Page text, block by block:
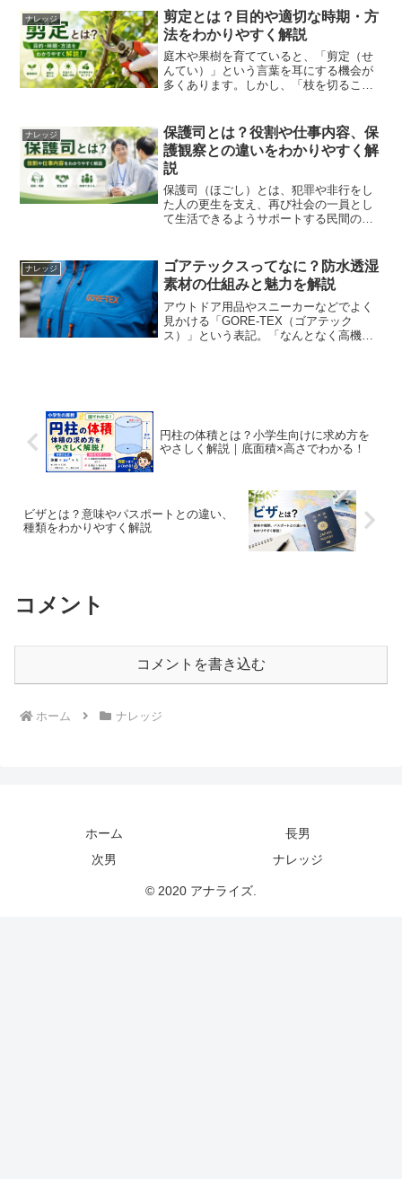
台形・円を中心とした「図形の面積の出
し方」を、できるだけやさ...
ナレッジ
剪定とは？目的や適切な時期・方
法をわかりやすく解説
庭木や果樹を育てていると、「剪定（せ
んてい）」という言葉を耳にする機会が
多くあります。しかし、「枝を切ること
ありません。剪定は、樹木の見た目を整
えるだけでなく、健康を維...
ナレッジ
保護司とは？役割や仕事内容、保
護観察との違いをわかりやすく解
説
保護司（ほごし）とは、犯罪や非行をし
た人の更生を支え、再び社会の一員とし
て生活できるようサポートする民間のボ
重要な役割を担っています。ニュースな
どで「保護司」という言葉...
ナレッジ
ゴアテックスってなに？防水透湿
素材の仕組みと魅力を解説
アウトドア用品やスニーカーなどでよく
見かける「GORE-TEX（ゴアテック
ス）」という表記。「なんとなく高機能
円柱の体積とは？小学生向けに求め方を
やさしく解説｜底面積×高さでわかる！
ビザとは？意味やパスポートとの違い、
種類をわかりやすく解説
コメント
コメントを書き込む
ホーム ナレッジ
ホーム
長男
次男
ナレッジ
© 2020 アナライズ.